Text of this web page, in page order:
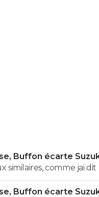
Buffon écarte
jai dit plus
a ete développé en
en Italie, meme
Buffon écarte